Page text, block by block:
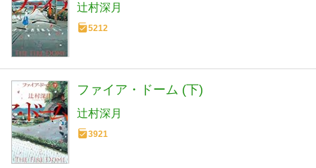
辻村深月
5212
ファイア・ドーム (下)
辻村深月
3921